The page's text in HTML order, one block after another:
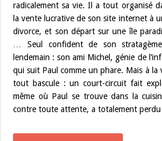
radicalement sa vie. Il a tout organisé
la vente lucrative de son site internet à
divorce, et son départ sur une île
… Seul confident de son
lendemain : son ami Michel, génie de
qui suit Paul comme un phare. Mais à la
tout bascule : un court-circuit fait
même où Paul se trouve dans la
contre toute attente, a totalement perdu